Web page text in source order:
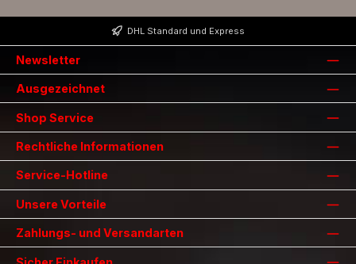
DHL Standard und Express
Newsletter
Ausgezeichnet
Shop Service
Rechtliche Informationen
Service-Hotline
Unsere Vorteile
Zahlungs- und Versandarten